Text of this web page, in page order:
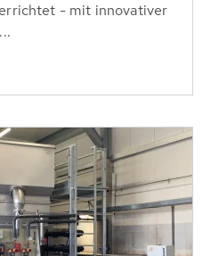
- mit innovativer